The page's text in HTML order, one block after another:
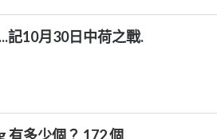
記10月30日中荷之戰.
有多少個？ 172 個